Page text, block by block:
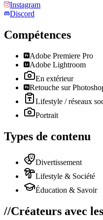
Instagram
Discord
Compétences
Adobe Premiere Pro
Adobe Lightroom
En extérieur
Retouche sur
Lifestyle / réseaux
Portrait
Types de contenu
Divertissement
Lifestyle & Société
Éducation & Savoir
//Créateurs avec